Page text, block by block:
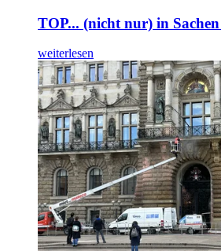
TOP... (nicht nur) in
weiterlesen